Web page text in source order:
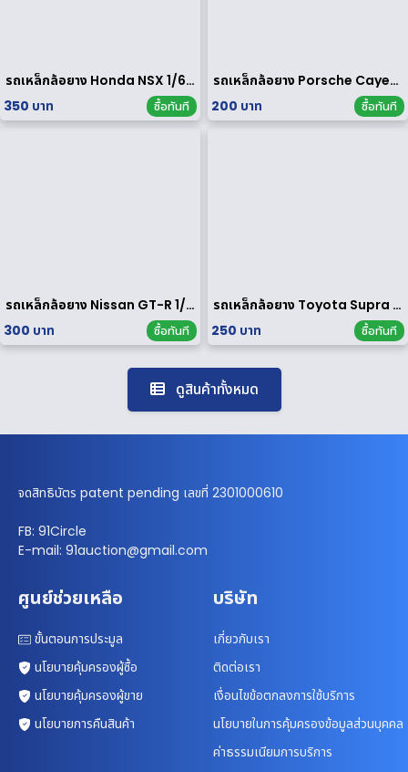
รถเหล็กล้อยาง Honda NSX 1/64 ของ rare
350 บาท
ซื้อทันที
รถเหล็กล้อยาง Porsche Cayenne Turbo 1/64
200 บาท
ซื้อทันที
รถเหล็กล้อยาง Nissan GT-R 1/64
300 บาท
ซื้อทันที
รถเหล็กล้อยาง Toyota Supra 1/64
250 บาท
ซื้อทันที
ดูสินค้าทั้งหมด
จดสิทธิบัตร patent pending เลขที่ 2301000610
FB: 91Circle
E-mail: 91auction@gmail.com
ศูนย์ช่วยเหลือ
ขั้นตอนการประมูล
นโยบายคุ้มครองผู้ซื้อ
นโยบายคุ้มครองผู้ขาย
นโยบายการคืนสินค้า
บริษัท
เกี่ยวกับเรา
ติดต่อเรา
เงื่อนไขข้อตกลงการใช้บริการ
นโยบายในการคุ้มครองข้อมูลส่วนบุคคล
ค่าธรรมเนียมการบริการ